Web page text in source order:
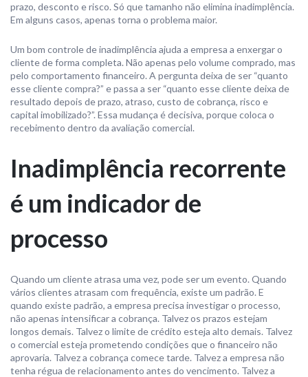
prazo, desconto e risco. Só que tamanho não elimina inadimplência.
Em alguns casos, apenas torna o problema maior.
Um bom controle de inadimplência ajuda a empresa a enxergar o
cliente de forma completa. Não apenas pelo volume comprado, mas
pelo comportamento financeiro. A pergunta deixa de ser “quanto
esse cliente compra?” e passa a ser “quanto esse cliente deixa de
resultado depois de prazo, atraso, custo de cobrança, risco e
capital imobilizado?”. Essa mudança é decisiva, porque coloca o
recebimento dentro da avaliação comercial.
Inadimplência recorrente
é um indicador de
processo
Quando um cliente atrasa uma vez, pode ser um evento. Quando
vários clientes atrasam com frequência, existe um padrão. E
quando existe padrão, a empresa precisa investigar o processo,
não apenas intensificar a cobrança. Talvez os prazos estejam
longos demais. Talvez o limite de crédito esteja alto demais. Talvez
o comercial esteja prometendo condições que o financeiro não
aprovaria. Talvez a cobrança comece tarde. Talvez a empresa não
tenha régua de relacionamento antes do vencimento. Talvez a